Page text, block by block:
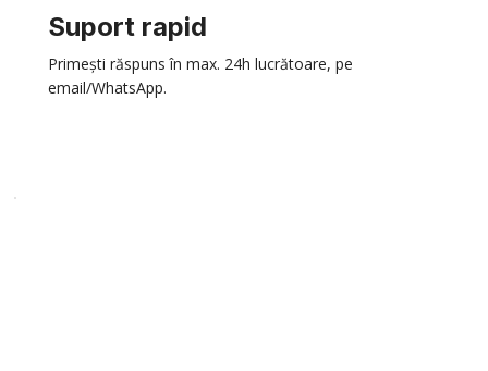
Suport rapid
Primești răspuns în max. 24h lucrătoare, pe
email/WhatsApp.